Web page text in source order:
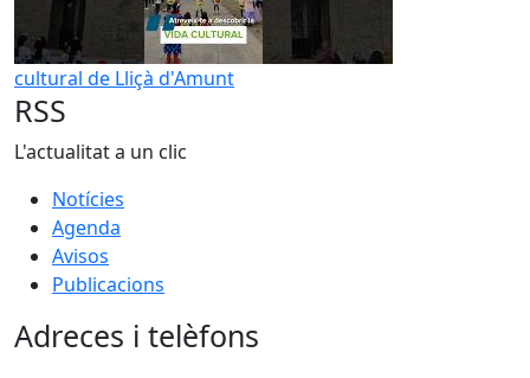
cultural de Lliçà d'Amunt
RSS
L'actualitat a un clic
Notícies
Agenda
Avisos
Publicacions
Adreces i telèfons